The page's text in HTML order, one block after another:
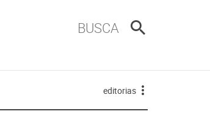
BUSCA
editorias